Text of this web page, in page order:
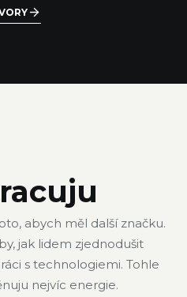
abych měl další značku.
jak lidem zjednodušit
s technologiemi. Tohle
nejvíc energie.